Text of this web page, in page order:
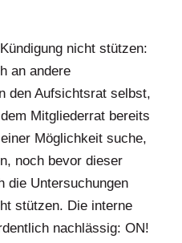
nicht stützen:
an andere
den Aufsichtsrat selbst,
Mitgliederrat bereits
Möglichkeit suche,
noch bevor dieser
die Untersuchungen
stützen. Die interne
nachlässig: ON!